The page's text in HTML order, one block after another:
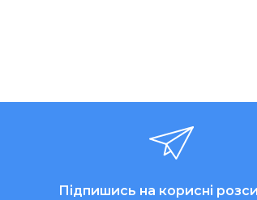
Підпишись на корисні